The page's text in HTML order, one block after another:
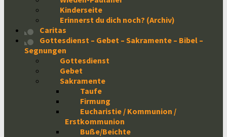
Kinderseite
Erinnerst du dich noch? (Archiv)
Caritas
Gottesdienst – Gebet – Sakramente – Bibel –
Segnungen
Gottesdienst
Gebet
Sakramente
Taufe
Firmung
Eucharistie / Kommunion /
Erstkommunion
Buße/Beichte